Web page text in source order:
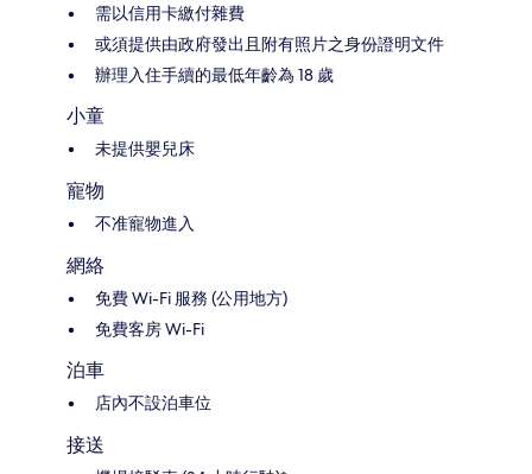
需以信用卡繳付雜費
或須提供由政府發出且附有照片之身份證明文件
辦理入住手續的最低年齡為 18 歲
小童
未提供嬰兒床
寵物
不准寵物進入
網絡
免費 Wi-Fi 服務 (公用地方)
免費客房 Wi-Fi
泊車
店內不設泊車位
接送